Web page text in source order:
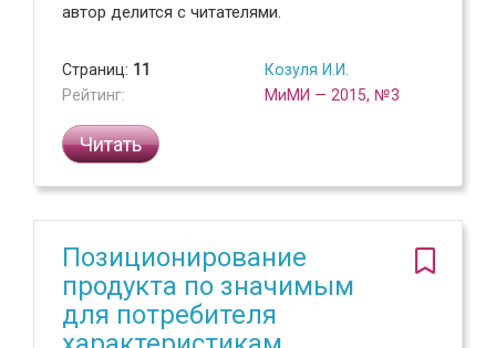
автор делится с читателями.
Страниц: 11
Рейтинг:
Козуля И.И.
МиМИ — 2015, №3
Читать
Позиционирование
продукта по значимым
для потребителя